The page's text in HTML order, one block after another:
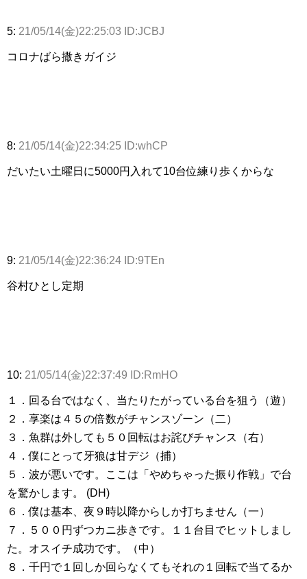
5: 21/05/14(金)22:25:03 ID:JCBJ
コロナばら撒きガイジ
8: 21/05/14(金)22:34:25 ID:whCP
だいたい土曜日に5000円入れて10台位練り歩くからな
9: 21/05/14(金)22:36:24 ID:9TEn
谷村ひとし定期
10: 21/05/14(金)22:37:49 ID:RmHO
１．回る台ではなく、当たりたがっている台を狙う（遊）
２．享楽は４５の倍数がチャンスゾーン（二）
３．魚群は外しても５０回転はお詫びチャンス（右）
４．僕にとって牙狼は甘デジ（捕）
５．波が悪いです。ここは「やめちゃった振り作戦」で台
を驚かします。 (DH)
６．僕は基本、夜９時以降からしか打ちません（一）
７．５００円ずつカニ歩きです。１１台目でヒットしまし
た。オスイチ成功です。（中）
８．千円で１回しか回らなくてもそれの１回転で当てるか